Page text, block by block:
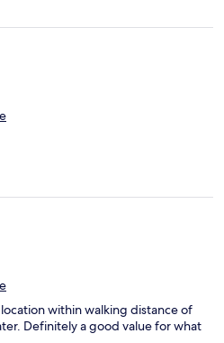
within walking distance of
Definitely a good value for what